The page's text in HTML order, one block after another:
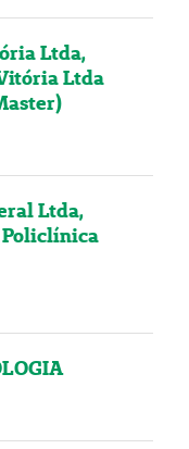
Ltda,
Ltda
Ltda,
Policlínica